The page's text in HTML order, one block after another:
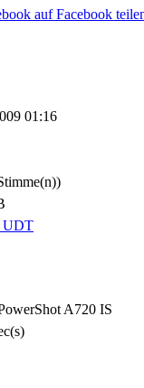
auf Facebook
01:16
A720 IS